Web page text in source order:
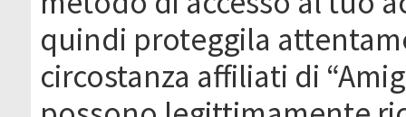
quindi proteggila
circostanza affiliati di